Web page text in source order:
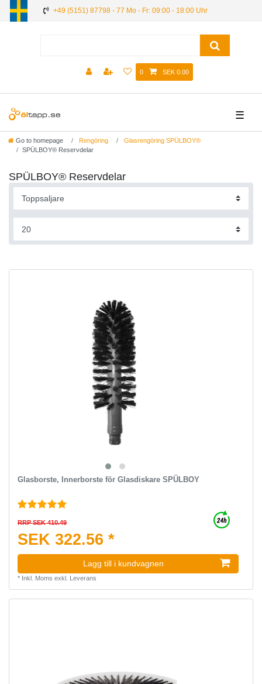
+49 (5151) 87798 - 77 Mo - Fr: 09:00 - 18:00 Uhr
0 SEK 0.00
☰
Go to homepage Rengöring
Glasrengöring SPÜLBOY®
SPÜLBOY® Reservdelar
SPÜLBOY® Reservdelar
Glasborste, Innerborste för Glasdiskare SPÜLBOY
RRP SEK 410.49
SEK 322.56 *
Lagg till i kundvagnen
* Inkl. Moms exkl. Leverans